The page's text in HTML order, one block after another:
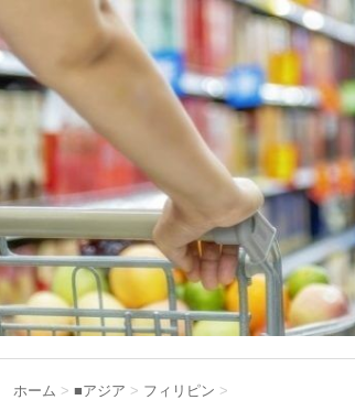
ホーム > ■アジア > フィリピン >